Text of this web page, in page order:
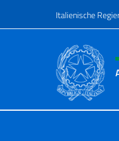
Italienische
Header-